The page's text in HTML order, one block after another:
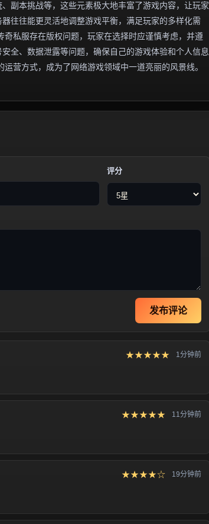
副本挑战等，这些元素极大地丰富了游戏内容，让玩家
往往能更灵活地调整游戏平衡，满足玩家的多样化需
私服存在版权问题，玩家在选择时应谨慎考虑，并遵
全、数据泄露等问题，确保自己的游戏体验和个人信息
营方式，成为了网络游戏领域中一道亮丽的风景线。
评分
发布评论
★★★★★ 1分钟前
★★★★★ 11分钟前
★★★★☆ 19分钟前